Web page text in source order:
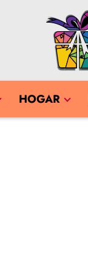
HOGAR